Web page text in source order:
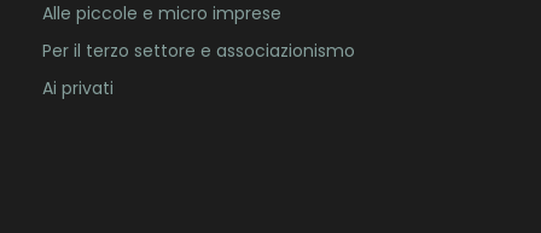
Alle piccole e micro imprese
Per il terzo settore e associazionismo
Ai privati